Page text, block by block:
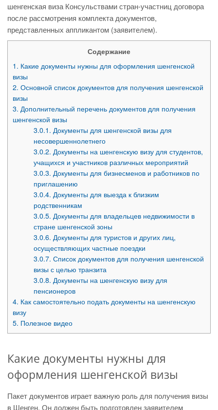
шенгенская виза Консульствами стран-участниц договора
после рассмотрения комплекта документов,
представленных аппликантом (заявителем).
Содержание
1. Какие документы нужны для оформления шенгенской
визы
2. Основной список документов для получения шенгенской
визы
3. Дополнительный перечень документов для получения
шенгенской визы
3.0.1. Документы для шенгенской визы для
несовершеннолетнего
3.0.2. Документы на шенгенскую визу для студентов,
учащихся и участников различных мероприятий
3.0.3. Документы для бизнесменов и работников по
приглашению
3.0.4. Документы для выезда к близким
родственникам
3.0.5. Документы для владельцев недвижимости в
стране шенгенской зоны
3.0.6. Документы для туристов и других лиц,
осуществляющих частные поездки
3.0.7. Список документов для получения шенгенской
визы с целью транзита
3.0.8. Документы на шенгенскую визу для
пенсионеров
4. Как самостоятельно подать документы на шенгенскую
визу
5. Полезное видео
Какие документы нужны для
оформления шенгенской визы
Пакет документов играет важную роль для получения визы
в Шенген. Он должен быть подготовлен заявителем